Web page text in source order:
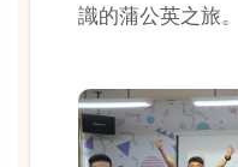
識的蒲公英之旅。